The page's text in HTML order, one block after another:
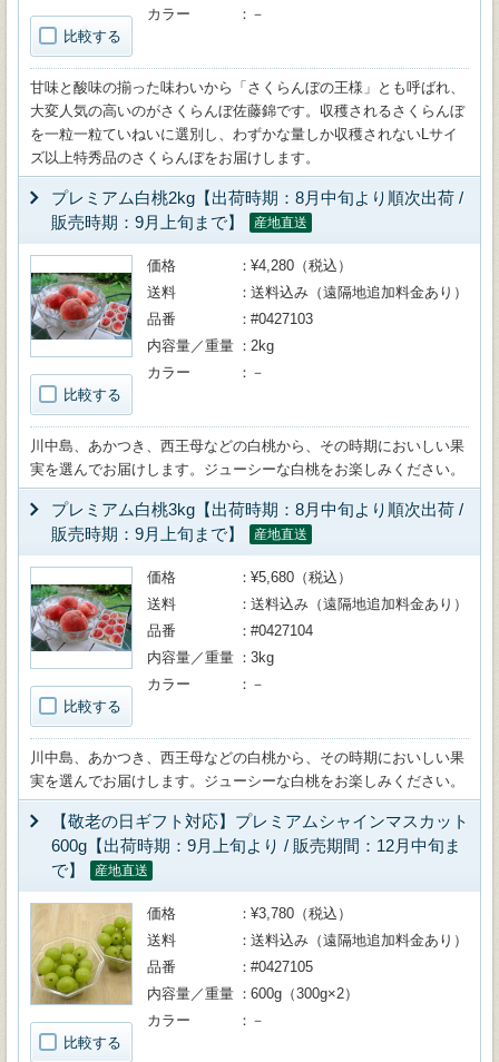
比較する
カラー
－
甘味と酸味の揃った味わいから「さくらんぼの王様」とも呼ばれ、
大変人気の高いのがさくらんぼ佐藤錦です。収穫されるさくらんぼ
を一粒一粒ていねいに選別し、わずかな量しか収穫されないLサイ
ズ以上特秀品のさくらんぼをお届けします。
プレミアム白桃2kg【出荷時期：8月中旬より順次出荷 /
販売時期：9月上旬まで】
産地直送
比較する
価格
¥4,280（税込）
送料
送料込み（遠隔地追加料金あり）
品番
#0427103
内容量／重量
2kg
カラー
－
川中島、あかつき、西王母などの白桃から、その時期においしい果
実を選んでお届けします。ジューシーな白桃をお楽しみください。
プレミアム白桃3kg【出荷時期：8月中旬より順次出荷 /
販売時期：9月上旬まで】
産地直送
比較する
価格
¥5,680（税込）
送料
送料込み（遠隔地追加料金あり）
品番
#0427104
内容量／重量
3kg
カラー
－
川中島、あかつき、西王母などの白桃から、その時期においしい果
実を選んでお届けします。ジューシーな白桃をお楽しみください。
【敬老の日ギフト対応】プレミアムシャインマスカット
600g【出荷時期：9月上旬より / 販売期間：12月中旬ま
で】
産地直送
比較する
価格
¥3,780（税込）
送料
送料込み（遠隔地追加料金あり）
品番
#0427105
内容量／重量
600g（300g×2）
カラー
－